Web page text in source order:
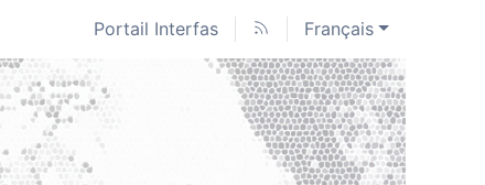
Portail Interfas Français